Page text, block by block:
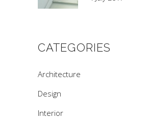
CATEGORIES
Architecture
Design
Interior